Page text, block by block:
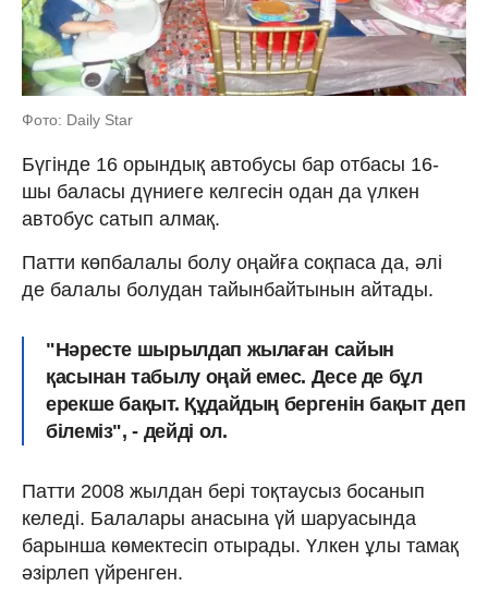
Фото: Daily Star
Бүгінде 16 орындық автобусы бар отбасы 16-
шы баласы дүниеге келгесін одан да үлкен
автобус сатып алмақ.
Патти көпбалалы болу оңайға соқпаса да, әлі
де балалы болудан тайынбайтынын айтады.
"Нәресте шырылдап жылаған сайын
қасынан табылу оңай емес. Десе де бұл
ерекше бақыт. Құдайдың бергенін бақыт деп
білеміз", - дейді ол.
Патти 2008 жылдан бері тоқтаусыз босанып
келеді. Балалары анасына үй шаруасында
барынша көмектесіп отырады. Үлкен ұлы тамақ
әзірлеп үйренген.